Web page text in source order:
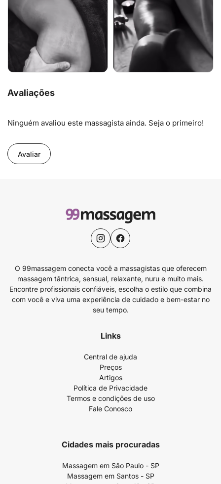
Avaliações
Ninguém avaliou este massagista ainda. Seja o primeiro!
Avaliar
O 99massagem conecta você a massagistas que oferecem
massagem tântrica, sensual, relaxante, nuru e muito mais.
Encontre profissionais confiáveis, escolha o estilo que combina
com você e viva uma experiência de cuidado e bem-estar no
seu tempo.
Links
Central de ajuda
Preços
Artigos
Política de Privacidade
Termos e condições de uso
Fale Conosco
Cidades mais procuradas
Massagem em São Paulo - SP
Massagem em Santos - SP